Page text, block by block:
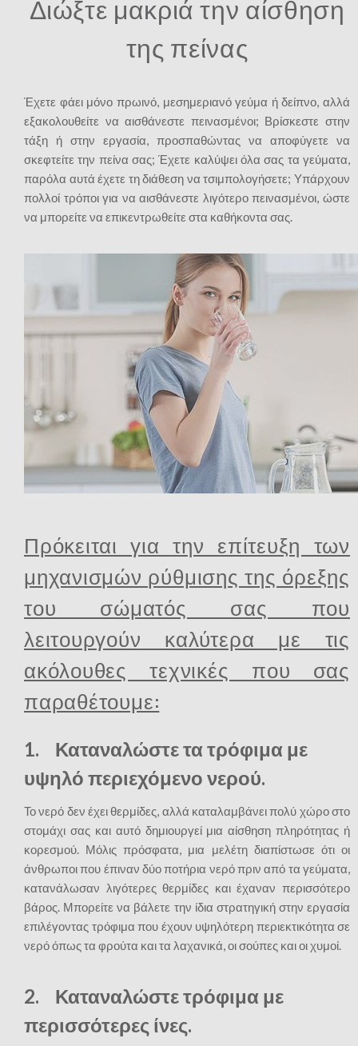
της πείνας
Έχετε φάει μόνο πρωινό, μεσημεριανό γεύμα ή δείπνο, αλλά
εξακολουθείτε να αισθάνεστε πεινασμένοι; Βρίσκεστε στην
τάξη ή στην εργασία, προσπαθώντας να αποφύγετε να
σκεφτείτε την πείνα σας; Έχετε καλύψει όλα σας τα γεύματα,
παρόλα αυτά έχετε τη διάθεση να τσιμπολογήσετε; Υπάρχουν
πολλοί τρόποι για να αισθάνεστε λιγότερο πεινασμένοι, ώστε
να μπορείτε να επικεντρωθείτε στα καθήκοντα σας.
Πρόκειται για την επίτευξη των
μηχανισμών ρύθμισης της όρεξης
του σώματός σας που
λειτουργούν καλύτερα με τις
ακόλουθες τεχνικές που σας
παραθέτουμε:
1.
Καταναλώστε τα τρόφιμα με
υψηλό περιεχόμενο νερού.
Το νερό δεν έχει θερμίδες, αλλά καταλαμβάνει πολύ χώρο στο
στομάχι σας και αυτό δημιουργεί μια αίσθηση πληρότητας ή
κορεσμού. Μόλις πρόσφατα, μια μελέτη διαπίστωσε ότι οι
άνθρωποι που έπιναν δύο ποτήρια νερό πριν από τα γεύματα,
κατανάλωσαν λιγότερες θερμίδες και έχαναν περισσότερο
βάρος. Μπορείτε να βάλετε την ίδια στρατηγική στην εργασία
επιλέγοντας τρόφιμα που έχουν υψηλότερη περιεκτικότητα σε
νερό όπως τα φρούτα και τα λαχανικά, οι σούπες και οι χυμοί.
2. Καταναλώστε τρόφιμα με
περισσότερες ίνες.